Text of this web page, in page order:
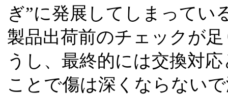
ぎ”に発展してしまってい
製品出荷前のチェックが
うし、最終的には交換対
ことで傷は深くならない